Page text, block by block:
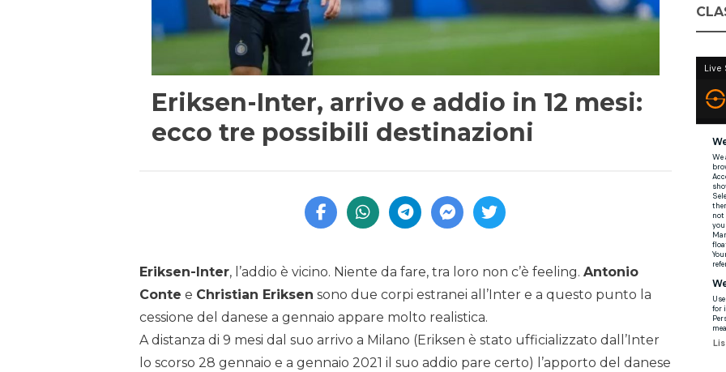
Eriksen-Inter, arrivo e addio in 12 mesi:
ecco tre possibili destinazioni
Eriksen-Inter, l’addio è vicino. Niente da fare, tra loro non c’è feeling. Antonio
Conte e Christian Eriksen sono due corpi estranei all’Inter e a questo punto la
cessione del danese a gennaio appare molto realistica.
A distanza di 9 mesi dal suo arrivo a Milano (Eriksen è stato ufficializzato dall’Inter
lo scorso 28 gennaio e a gennaio 2021 il suo addio pare certo) l’apporto del danese